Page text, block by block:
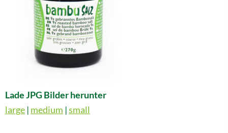
Lade JPG Bilder herunter
large | medium |small